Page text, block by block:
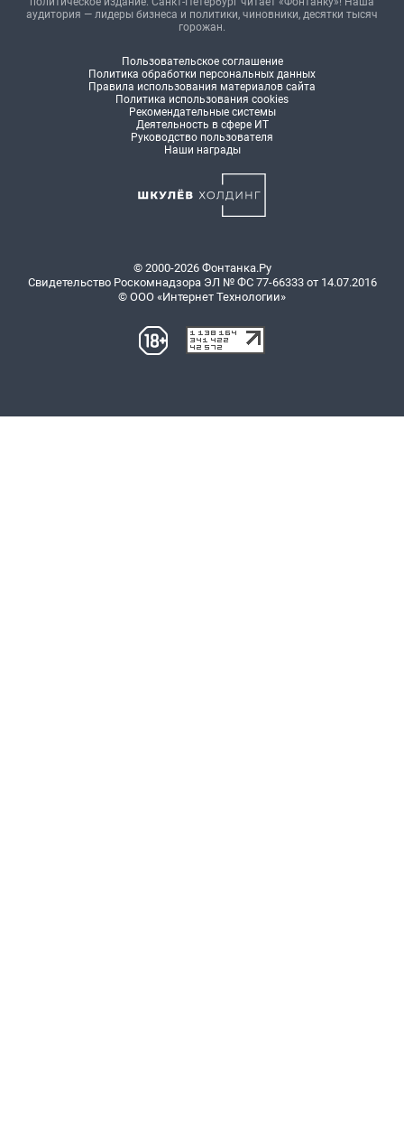
аудитория — лидеры бизнеса и политики, чиновники, десятки тысяч
горожан.
Пользовательское соглашение
Политика обработки персональных данных
Правила использования материалов сайта
Политика использования cookies
Рекомендательные системы
Деятельность в сфере ИТ
Руководство пользователя
Наши награды
© 2000-2026 Фонтанка.Ру
Свидетельство Роскомнадзора ЭЛ № ФС 77-66333 от 14.07.2016
© ООО «Интернет Технологии»